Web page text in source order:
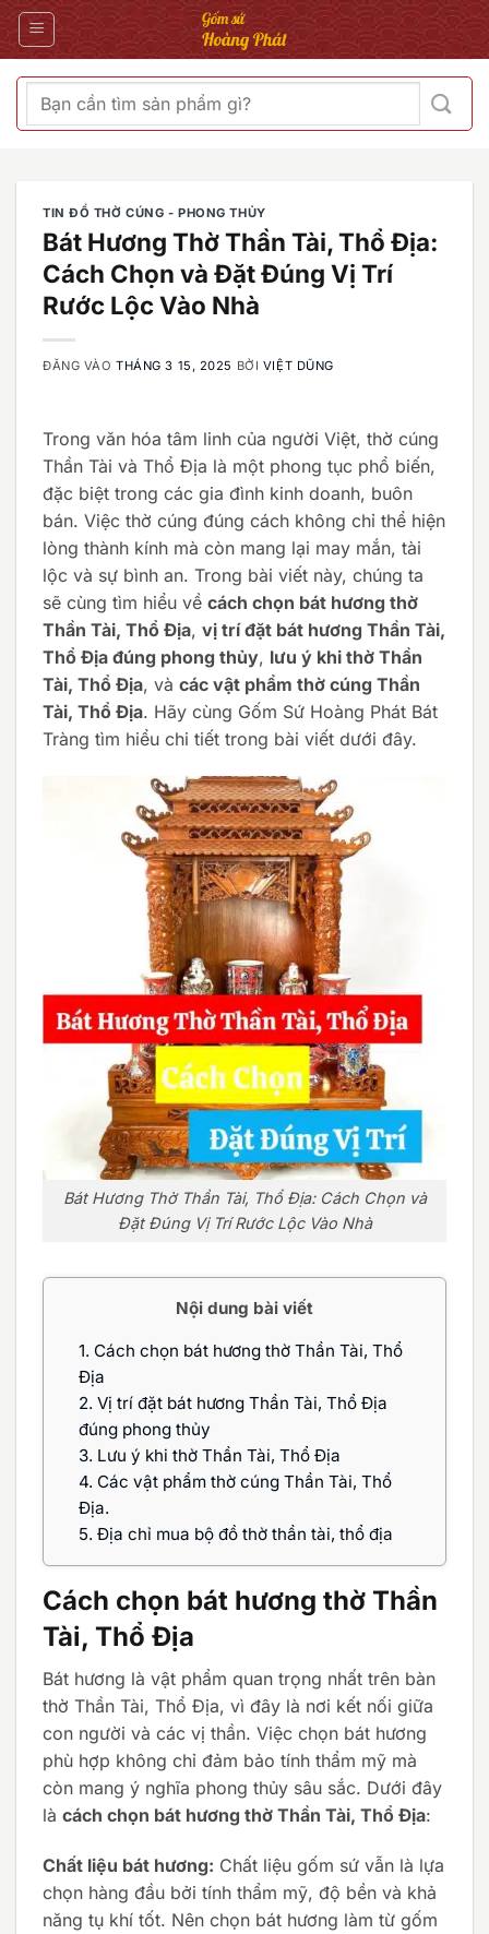
Bỏ
qua
Tìm
kiếm:
TIN ĐỒ THỜ CÚNG - PHONG THỦY
Bát Hương Thờ Thần Tài, Thổ Địa:
Cách Chọn và Đặt Đúng Vị Trí
Rước Lộc Vào Nhà
ĐĂNG VÀOTHÁNG 3 15, 2025 BỞI VIỆT DŨNG
Trong văn hóa tâm linh của người Việt, thờ cúng
Thần Tài và Thổ Địa là một phong tục phổ biến,
đặc biệt trong các gia đình kinh doanh, buôn
bán. Việc thờ cúng đúng cách không chỉ thể hiện
lòng thành kính mà còn mang lại may mắn, tài
lộc và sự bình an. Trong bài viết này, chúng ta
sẽ cùng tìm hiểu về cách chọn bát hương thờ
Thần Tài, Thổ Địa, vị trí đặt bát hương Thần Tài,
Thổ Địa đúng phong thủy, lưu ý khi thờ Thần
Tài, Thổ Địa, và các vật phẩm thờ cúng Thần
Tài, Thổ Địa. Hãy cùng Gốm Sứ Hoàng Phát Bát
Tràng tìm hiểu chi tiết trong bài viết dưới đây.
Bát Hương Thờ Thần Tài, Thổ Địa: Cách Chọn và
Đặt Đúng Vị Trí Rước Lộc Vào Nhà
Nội dung bài viết
1. Cách chọn bát hương thờ Thần Tài, Thổ
Địa
2. Vị trí đặt bát hương Thần Tài, Thổ Địa
đúng phong thủy
3. Lưu ý khi thờ Thần Tài, Thổ Địa
4. Các vật phẩm thờ cúng Thần Tài, Thổ
Địa.
5. Địa chỉ mua bộ đồ thờ thần tài, thổ địa
Cách chọn bát hương thờ Thần
Tài, Thổ Địa
Bát hương là vật phẩm quan trọng nhất trên bàn
thờ Thần Tài, Thổ Địa, vì đây là nơi kết nối giữa
con người và các vị thần. Việc chọn bát hương
phù hợp không chỉ đảm bảo tính thẩm mỹ mà
còn mang ý nghĩa phong thủy sâu sắc. Dưới đây
là cách chọn bát hương thờ Thần Tài, Thổ Địa:
Chất liệu bát hương: Chất liệu gốm sứ vẫn là lựa
chọn hàng đầu bởi tính thẩm mỹ, độ bền và khả
năng tụ khí tốt. Nên chọn bát hương làm từ gốm